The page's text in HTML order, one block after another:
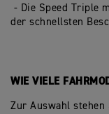
- Die Speed Triple
der schnellsten
WIE VIELE
Zur Auswahl stehen